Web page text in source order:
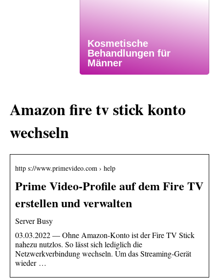
Kosmetische
Behandlungen für
Männer
Amazon fire tv stick konto
wechseln
http s://www.primevideo.com › help
Prime Video-Profile auf dem Fire TV
erstellen und verwalten
Server Busy
03.03.2022 — Ohne Amazon-Konto ist der Fire TV Stick
nahezu nutzlos. So lässt sich lediglich die
Netzwerkverbindung wechseln. Um das Streaming-Gerät
wieder …